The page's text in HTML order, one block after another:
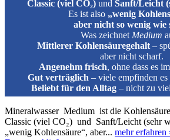
Classic (viel CO₂) und Sanft/Leicht
Es ist also „wenig
aber nicht so wenig wie
Was zeichnet Medium
Mittlerer Kohlensäuregehalt –
aber nicht scharf.
Angenehm frisch, ohne dass es
Gut verträglich – viele empfinden es
Beliebt für den Alltag– nicht zu
Mineralwasser Medium ist die
Classic (viel CO₂) und Sanft/Leicht (sehr
„wenig Kohlensäure“, aber... mehr erfahren